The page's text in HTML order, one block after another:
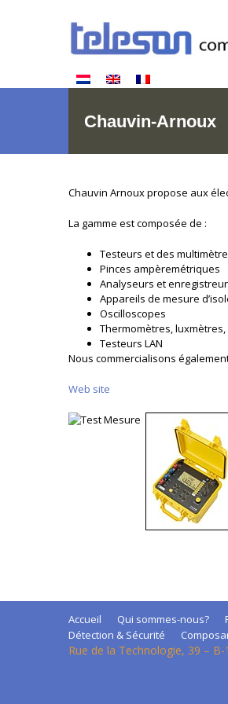
Chauvin-Arnoux
Chauvin Arnoux propose aux
La gamme est composée de :
Testeurs et des
Pinces ampèremétriques
Analyseurs et
Appareils de mesure
Oscilloscopes
Thermomètres,
Testeurs LAN
Nous commercialisons également
Web site
Accueil Qui sommes-nous?
Détection & Sécurité
Rue de la Technologie, 39 –